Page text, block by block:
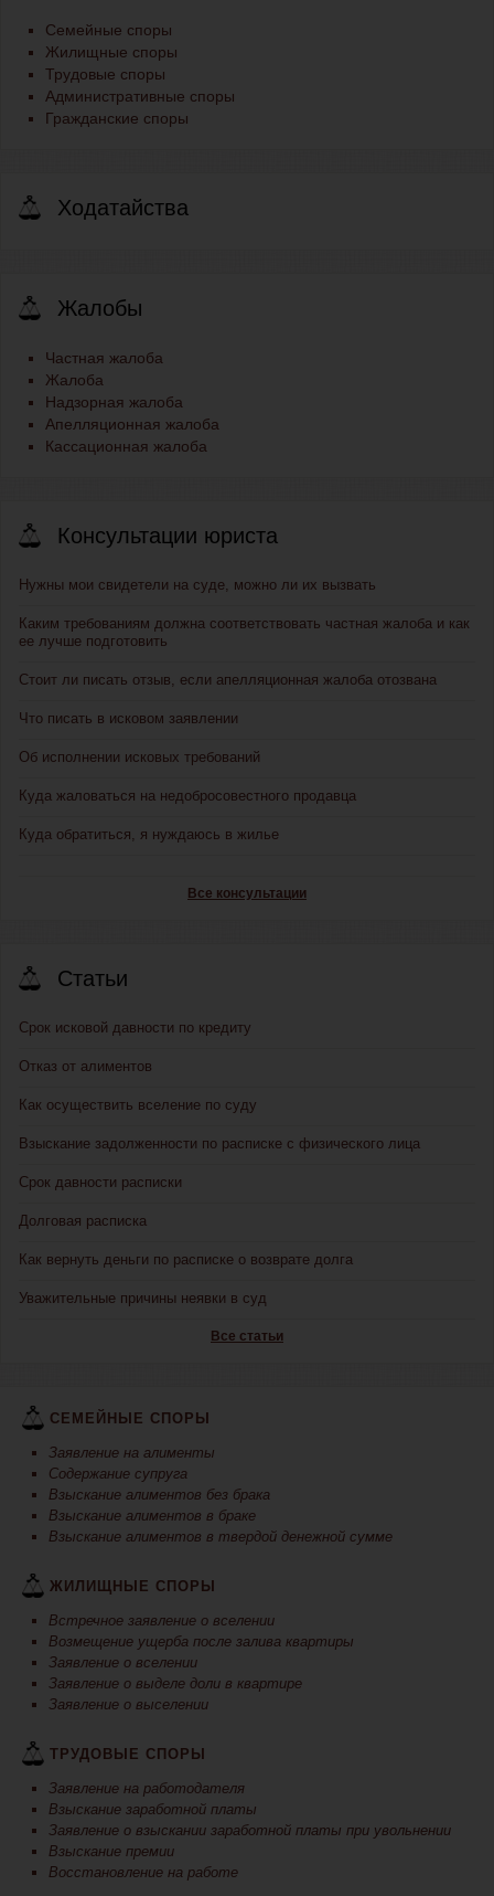
Семейные споры
Жилищные споры
Трудовые споры
Административные споры
Гражданские споры
Ходатайства
Жалобы
Частная жалоба
Жалоба
Надзорная жалоба
Апелляционная жалоба
Кассационная жалоба
Консультации юриста
Нужны мои свидетели на суде, можно ли их вызвать
Каким требованиям должна соответствовать частная жалоба и как
ее лучше подготовить
Стоит ли писать отзыв, если апелляционная жалоба отозвана
Что писать в исковом заявлении
Об исполнении исковых требований
Куда жаловаться на недобросовестного продавца
Куда обратиться, я нуждаюсь в жилье
Все консультации
Статьи
Срок исковой давности по кредиту
Отказ от алиментов
Как осуществить вселение по суду
Взыскание задолженности по расписке с физического лица
Срок давности расписки
Долговая расписка
Как вернуть деньги по расписке о возврате долга
Уважительные причины неявки в суд
Все статьи
СЕМЕЙНЫЕ СПОРЫ
Заявление на алименты
Содержание супруга
Взыскание алиментов без брака
Взыскание алиментов в браке
Взыскание алиментов в твердой денежной сумме
ЖИЛИЩНЫЕ СПОРЫ
Встречное заявление о вселении
Возмещение ущерба после залива квартиры
Заявление о вселении
Заявление о выделе доли в квартире
Заявление о выселении
ТРУДОВЫЕ СПОРЫ
Заявление на работодателя
Взыскание заработной платы
Заявление о взыскании заработной платы при увольнении
Взыскание премии
Восстановление на работе